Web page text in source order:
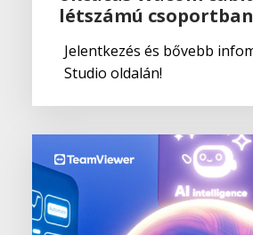
létszámú csoportban
Jelentkezés és bővebb
Studio oldalán!